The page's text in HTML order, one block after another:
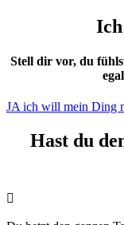
Stell dir vor, du
JA ich will mein Ding
Hast du
